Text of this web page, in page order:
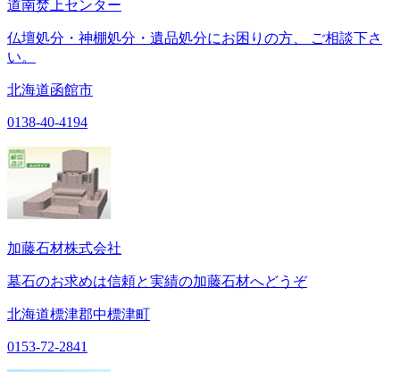
道南焚上センター
仏壇処分・神棚処分・遺品処分にお困りの方、 ご相談下さ
い。
北海道函館市
0138-40-4194
加藤石材株式会社
墓石のお求めは信頼と実績の加藤石材へどうぞ
北海道標津郡中標津町
0153-72-2841